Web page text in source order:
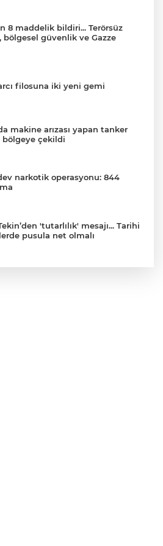
8 maddelik bildiri... Terörsüz
bölgesel güvenlik ve Gazze
filosuna iki yeni gemi
makine arızası yapan tanker
çekildi
narkotik operasyonu: 844
'tutarlılık' mesajı... Tarihi
pusula net olmalı